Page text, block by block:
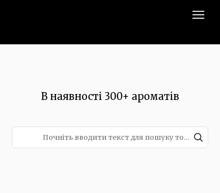
В наявності 300+ ароматів